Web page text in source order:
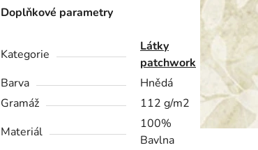
Doplňkové parametry
Kategorie
Látky
patchwork
Barva
Hnědá
Gramáž
112 g/m2
Materiál
100%
Bavlna